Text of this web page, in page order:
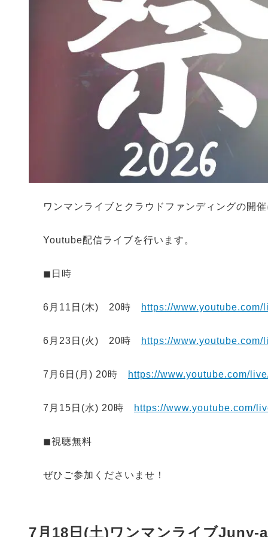
ワンマンライブとクラウドファンディングの開
Youtube配信ライブを行います。
◼︎日時
6月11日(木) 20時 https://
6月23日(火) 20時 https://
7月6日(月) 20時 https://www.youtube.com/
7月15日(水) 20時 https://www.youtube.com/
◼︎視聴無料
ぜひご参加くださいませ！
7月18日(土)ワンマンライブJuny-